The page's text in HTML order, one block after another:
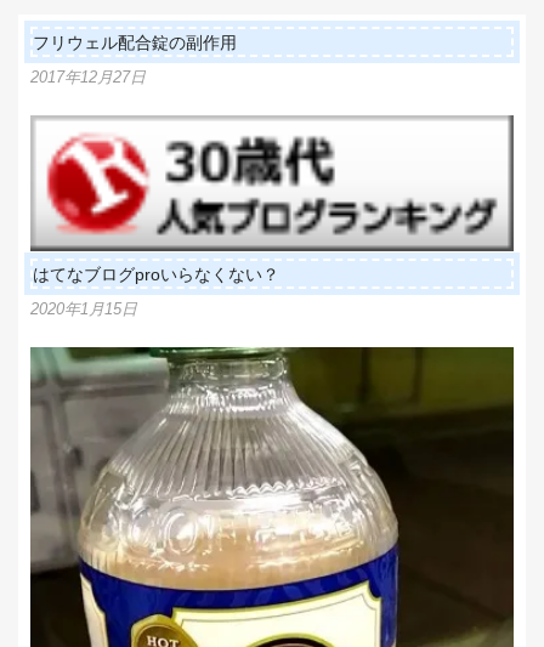
シ
ョ
ン
フリウェル配合錠の副作用
2017年12月27日
はてなブログproいらなくない？
2020年1月15日